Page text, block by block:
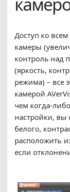
Доступ ко
камеры
контроль над
(яркость,
режима) – все
камерой
чем когда-
настройки, вы
белого,
расположить
если